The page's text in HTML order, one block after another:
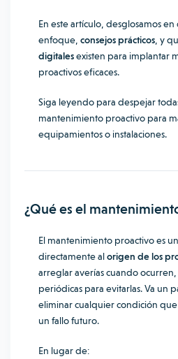
En este artículo, desglosamos en
enfoque, consejos prácticos , y
digitalesexisten para implantar
proactivos eficaces.
Siga leyendo para despejar
mantenimiento proactivo para
equipamientos o instalaciones.
¿Qué es el
El mantenimiento proactivo es
directamente alorigen de los
arreglar averías cuando
periódicas para evitarlas. Va un
eliminar cualquier condición
un fallo futuro.
En lugar de: